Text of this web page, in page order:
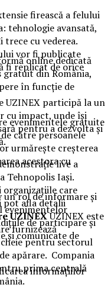
firească a felului
tehnologie avansată,
trece cu vederea.
vor fi publicate
fi replicat de orice
UZINEX participă la un
cu impact, unde își
pentru a dezvolta și
live a
Tehnopolis Iași.
organizațiile care
pot afla detalii
UZINEXUZINEX este
furnizează
pentru sectorul
apărare. Compania
prima centrală
online dedicată
gratuit din România,
în funcție de
evenimentele gratuite
către persoanele
urmărește creșterea
acestora cu
un rol de informare și
evenimentelor
de participare și
și comunicate de
informațiilor